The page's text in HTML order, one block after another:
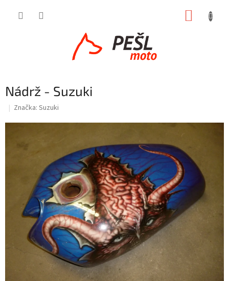
Nádrž - Suzuki
Značka: Suzuki